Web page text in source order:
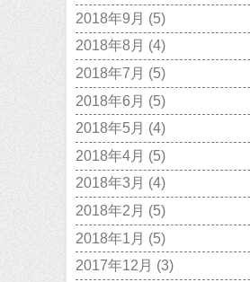
2018年9月 (5)
2018年8月 (4)
2018年7月 (5)
2018年6月 (5)
2018年5月 (4)
2018年4月 (5)
2018年3月 (4)
2018年2月 (5)
2018年1月 (5)
2017年12月 (3)